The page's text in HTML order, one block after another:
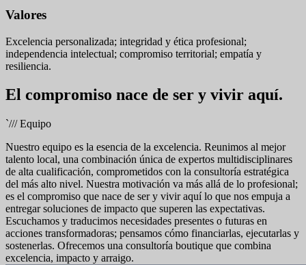
Valores
Excelencia personalizada; integridad y ética profesional;
independencia intelectual; compromiso territorial; empatía y
resiliencia.
El compromiso nace de ser y vivir aquí.
`///Equipo
Nuestro equipo es la esencia de la excelencia. Reunimos al mejor
talento local, una combinación única de expertos multidisciplinares
de alta cualificación, comprometidos con la consultoría estratégica
del más alto nivel. Nuestra motivación va más allá de lo profesional;
es el compromiso que nace de ser y vivir aquí lo que nos empuja a
entregar soluciones de impacto que superen las expectativas.
Escuchamos y traducimos necesidades presentes o futuras en
acciones transformadoras; pensamos cómo financiarlas, ejecutarlas y
sostenerlas. Ofrecemos una consultoría boutique que combina
excelencia, impacto y arraigo.